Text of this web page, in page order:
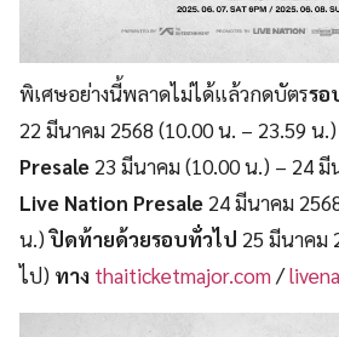
พิเศษอย่างนี้พลาดไม่ได้แล้วกดบัตรรอ
22 มีนาคม 2568 (10.00 น. – 23.59 น
Presale 23 มีนาคม (10.00 น.) – 24 มี
Live Nation Presale 24 มีนาคม
น.)ปิดท้ายด้วยรอบทั่วไป 25 มีนาคม
ไป) ทาง thaiticketmajor.com/